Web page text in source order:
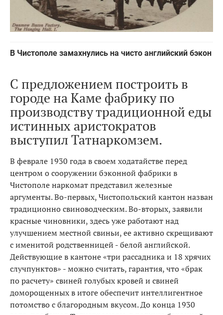
В Чистополе замахнулись на чисто английский бэкон
С предложением построить в
городе на Каме фабрику по
производству традиционной еды
истинных аристократов
выступил Татнаркомзем.
В феврале 1930 года в своем ходатайстве перед
центром о сооружении бэконной фабрики в
Чистополе наркомат представил железные
аргументы. Во-первых, Чистопольский кантон назван
традиционно свиноводческим. Во-вторых, заявили
красные чиновники, здесь уже работают над
улучшением местной свиньи, ее активно скрещивают
с именитой родственницей - белой английской.
Действующие в кантоне «три рассадника и 18 хрячих
случпунктов» - можно считать, гарантия, что «брак
по расчету» свиней голубых кровей и свиней
доморощенных в итоге обеспечит интеллигентное
потомство с благородным вкусом. До конца 1930